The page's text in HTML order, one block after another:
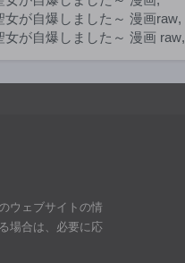
が自爆しました～ 漫画raw,
が自爆しました～ 漫画 raw,
ウェブサイトの情
場合は、必要に応